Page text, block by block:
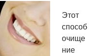
Этот
способ
очище
ние